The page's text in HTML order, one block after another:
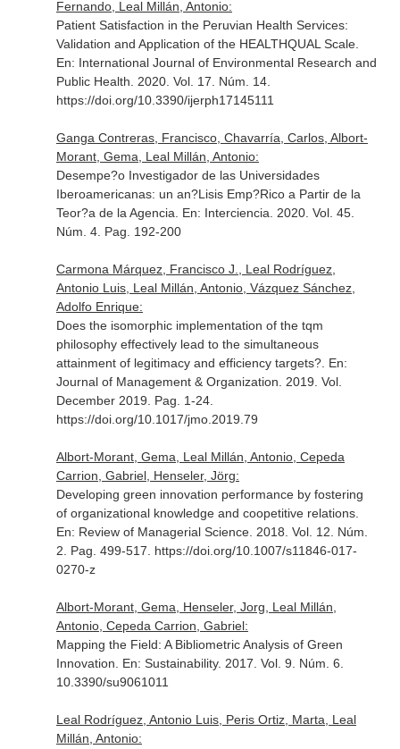
Fernando, Leal Millán, Antonio:
Patient Satisfaction in the Peruvian Health Services:
Validation and Application of the HEALTHQUAL Scale.
En: International Journal of Environmental Research and
Public Health . 2020. Vol. 17. Núm. 14.
https://doi.org/10.3390/ijerph17145111
Ganga Contreras, Francisco, Chavarría, Carlos, Albort-
Morant, Gema, Leal Millán, Antonio:
Desempe?o Investigador de las Universidades
Iberoamericanas: un an?Lisis Emp?Rico a Partir de la
Teor?a de la Agencia. En: Interciencia . 2020. Vol. 45.
Núm. 4. Pag. 192-200
Carmona Márquez, Francisco J., Leal Rodríguez,
Antonio Luis, Leal Millán, Antonio, Vázquez Sánchez,
Adolfo Enrique:
Does the isomorphic implementation of the tqm
philosophy effectively lead to the simultaneous
attainment of legitimacy and efficiency targets?. En:
Journal of Management & Organization . 2019. Vol.
December 2019. Pag. 1-24.
https://doi.org/10.1017/jmo.2019.79
Albort-Morant, Gema, Leal Millán, Antonio, Cepeda
Carrion, Gabriel, Henseler, Jörg:
Developing green innovation performance by fostering
of organizational knowledge and coopetitive relations.
En: Review of Managerial Science. 2018. Vol. 12. Núm.
2. Pag. 499-517. https://doi.org/10.1007/s11846-017-
0270-z
Albort-Morant, Gema, Henseler, Jorg, Leal Millán,
Antonio, Cepeda Carrion, Gabriel:
Mapping the Field: A Bibliometric Analysis of Green
Innovation. En: Sustainability. 2017. Vol. 9. Núm. 6.
10.3390/su9061011
Leal Rodríguez, Antonio Luis, Peris Ortiz, Marta, Leal
Millán, Antonio: